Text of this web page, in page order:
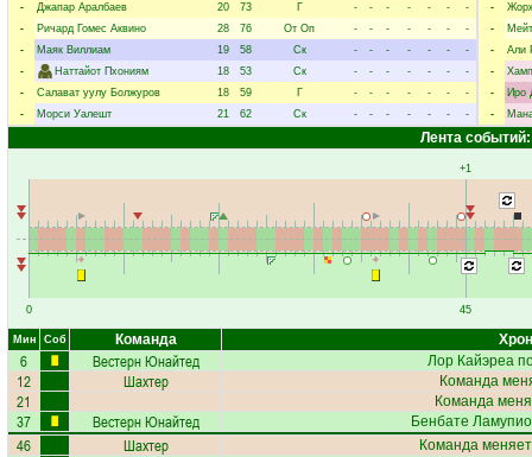
-
Джапар Аралбаев 20 73 Г - - - - - -
-
-
Ричард Гомес Аквино 28 76 От Оп - - - - - -
-
-
Маяк Виллиам 19 58 Ск - - - - - -
-
-
Наттайот Пхониям 18 53 Ск - - - - - -
-
-
Салават уулу Болжуров 18 59 Г - - - - - -
-
-
Морси Уалешт 21 62 Ск - - - - - - -
-
-
-
Али
-
-
Иро
-
Лента событий:
0
+1
45
Мин Соб Команда
6 Вестерн Юнайтед Лор Кайэреа
12 Шахтер Команда
21 Команда
37 Вестерн Юнайтед Бенбате Ламупио
46 Шахтер Команда